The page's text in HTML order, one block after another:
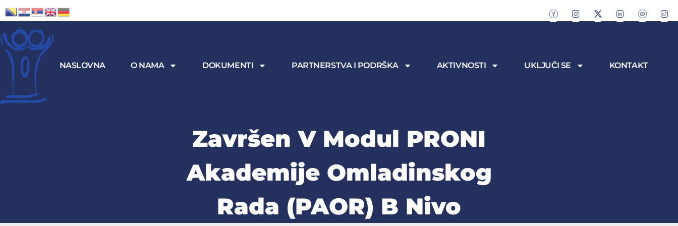
NASLOVNA O NAMA DOKUMENTI PARTNERSTVA I PODRŠKA AKTIVNOSTI UKLJUČI SE KONTAKT
Završen V Modul PRONI
Akademije Omladinskog
Rada (PAOR) B Nivo